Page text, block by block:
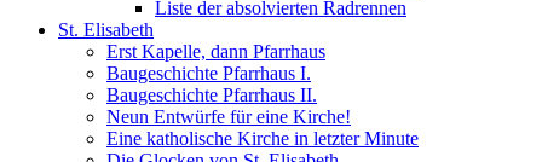
Liste der absolvierten Radrennen
St. Elisabeth
Erst Kapelle, dann Pfarrhaus
Baugeschichte Pfarrhaus I.
Baugeschichte Pfarrhaus II.
Neun Entwürfe für eine Kirche!
Eine katholische Kirche in letzter Minute